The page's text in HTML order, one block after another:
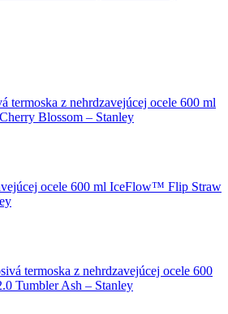
termoska z nehrdzavejúcej ocele 600 ml
Blossom – Stanley
ocele 600 ml IceFlow™ Flip Straw
termoska z nehrdzavejúcej ocele 600
Tumbler Ash – Stanley